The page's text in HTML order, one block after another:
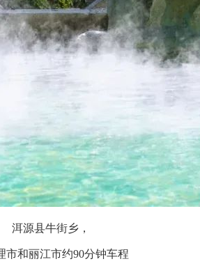
洱源县牛街乡，
市和丽江市约90分钟车程